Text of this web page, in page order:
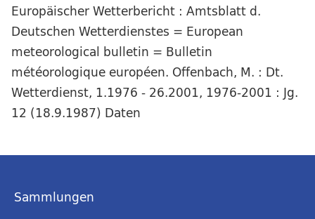
Europäischer Wetterbericht : Amtsblatt d.
Deutschen Wetterdienstes = European
meteorological bulletin = Bulletin
météorologique européen. Offenbach, M. : Dt.
Wetterdienst, 1.1976 - 26.2001, 1976-2001 : Jg.
12 (18.9.1987) Daten
Sammlungen